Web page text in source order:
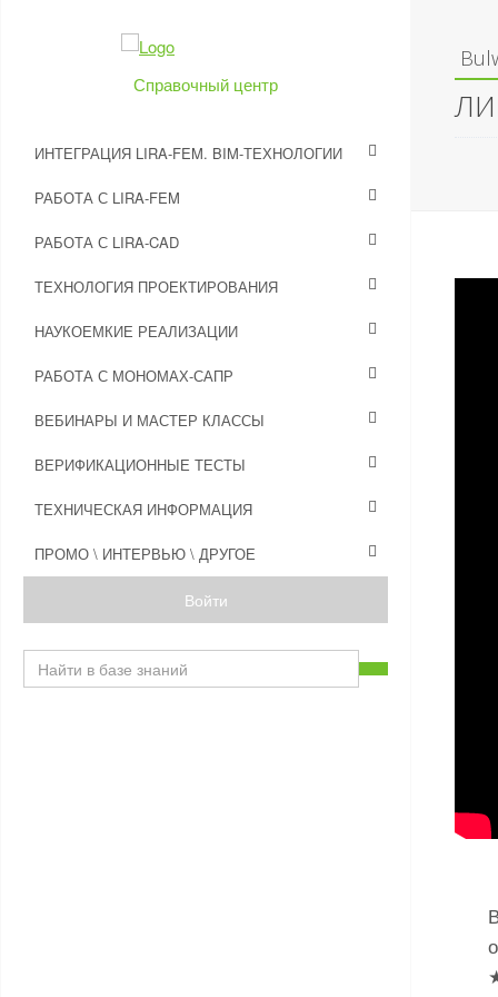
Справочный центр
ИНТЕГРАЦИЯ LIRA-FEM. BIM-ТЕХНОЛОГИИ
РАБОТА С LIRA-FEM
РАБОТА С LIRA-CAD
ТЕХНОЛОГИЯ ПРОЕКТИРОВАНИЯ
НАУКОЕМКИЕ РЕАЛИЗАЦИИ
РАБОТА С МОНОМАХ-САПР
ВЕБИНАРЫ И МАСТЕР КЛАССЫ
ВЕРИФИКАЦИОННЫЕ ТЕСТЫ
ТЕХНИЧЕСКАЯ ИНФОРМАЦИЯ
ПРОМО \ ИНТЕРВЬЮ \ ДРУГОЕ
Войти